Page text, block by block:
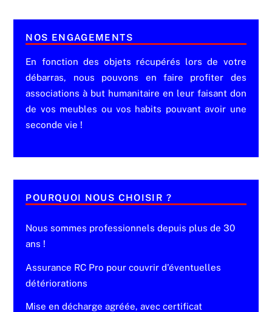
NOS ENGAGEMENTS
En fonction des objets récupérés lors de votre
débarras, nous pouvons en faire profiter des
associations à but humanitaire en leur faisant don
de vos meubles ou vos habits pouvant avoir une
seconde vie !
POURQUOI NOUS CHOISIR ?
Nous sommes professionnels depuis plus de 30
ans !
Assurance RC Pro pour couvrir d'éventuelles
détériorations
Mise en décharge agréée, avec certificat